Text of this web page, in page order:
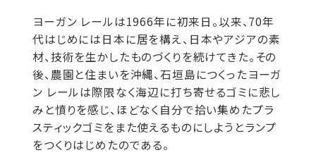
ヨーガン レールは1966年に初来日。以来、70年
代はじめには日本に居を構え、日本やアジアの素
材、技術を生かしたものづくりを続けてきた。その
後、農園と住まいを沖縄、石垣島につくったヨーガ
ン レールは際限なく海辺に打ち寄せるゴミに悲し
みと憤りを感じ、ほどなく自分で拾い集めたプラ
スティックゴミをまた使えるものにしようとランプ
をつくりはじめたのである。